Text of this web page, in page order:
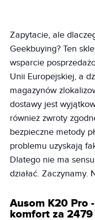
Zapytacie, ale
Geekbuying? Ten
wsparcie
Unii Europejskiej, a
magazynów
dostawy jest
również zwroty
bezpieczne metody
problemu uzyskają
Dlatego nie ma
działać. Zaczynamy.
Ausom K20 Pro
komfort za 2479